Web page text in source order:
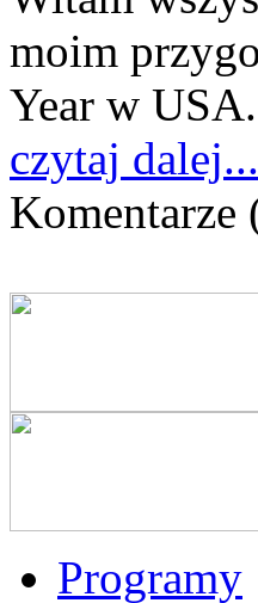
moim
Year w
czytaj dalej...
Komentarze
Programy